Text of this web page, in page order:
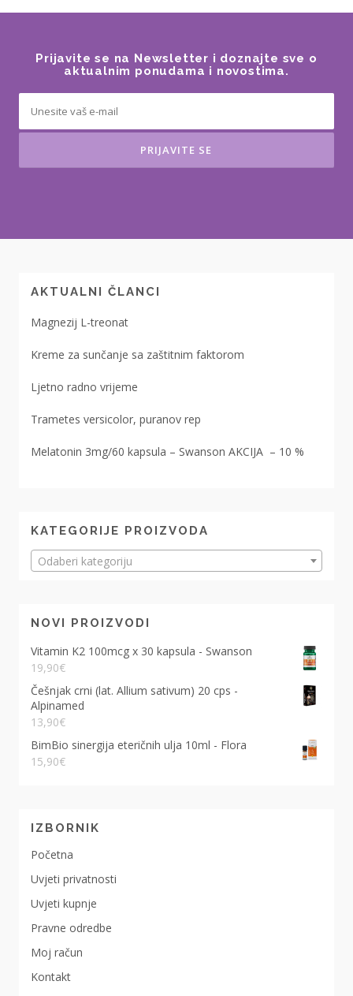
Prijavite se na Newsletter i doznajte sve o
aktualnim ponudama i novostima.
AKTUALNI ČLANCI
Magnezij L-treonat
Kreme za sunčanje sa zaštitnim faktorom
Ljetno radno vrijeme
Trametes versicolor, puranov rep
Melatonin 3mg/60 kapsula – Swanson AKCIJA – 10 %
KATEGORIJE PROIZVODA
Odaberi kategoriju
NOVI PROIZVODI
Vitamin K2 100mcg x 30 kapsula - Swanson
19,90€
Češnjak crni (lat. Allium sativum) 20 cps -
Alpinamed
13,90€
BimBio sinergija eteričnih ulja 10ml - Flora
15,90€
IZBORNIK
Početna
Uvjeti privatnosti
Uvjeti kupnje
Pravne odredbe
Moj račun
Kontakt